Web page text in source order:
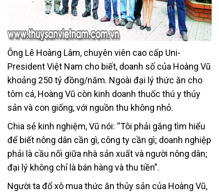
Ông Lê Hoàng Lâm, chuyên viên cao cấp Uni-
President Việt Nam cho biết, doanh số của Hoàng Vũ
khoảng 250 tỷ đồng/năm. Ngoài đại lý thức ăn cho
tôm cá, Hoàng Vũ còn kinh doanh thuốc thú y thủy
sản và con giống, với nguồn thu không nhỏ.
Chia sẻ kinh nghiệm, Vũ nói: “Tôi phải gắng tìm hiểu
để biết nông dân cần gì, công ty cần gì; doanh nghiệp
phải là cầu nối giữa nhà sản xuất và người nông dân;
đại lý không chỉ là bán hàng và thu tiền”.
Người ta đổ xô mua thức ăn thủy sản của Hoàng Vũ,